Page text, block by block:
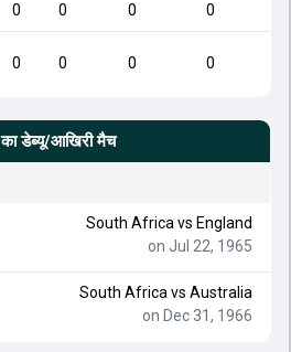
0 0 0 0
0 0 0 0
का डेब्यू/आखिरी मैच
South Africa vs England
on Jul 22, 1965
South Africa vs Australia
on Dec 31, 1966